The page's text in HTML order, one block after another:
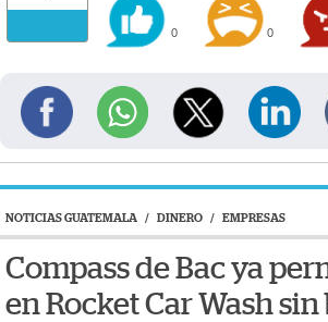
0 0
NOTICIAS GUATEMALA / DINERO / EMPRESAS
Compass de Bac ya
en Rocket Car Wash